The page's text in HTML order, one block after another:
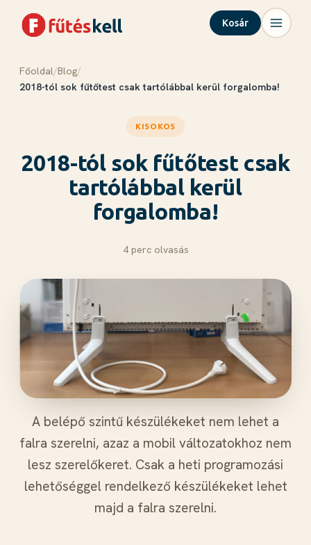
Kosár
Menü
Tudástár
Kosár megnyitása →
Kosár
Főoldal/Blog/
2018-tól sok fűtőtest csak tartólábbal kerül forgalomba!
KISOKOS
2018-tól sok fűtőtest csak
tartólábbal kerül
forgalomba!
4 perc olvasás
A belépő szintű készülékeket nem lehet a
falra szerelni, azaz a mobil változatokhoz nem
lesz szerelőkeret. Csak a heti programozási
lehetőséggel rendelkező készülékeket lehet
majd a falra szerelni.